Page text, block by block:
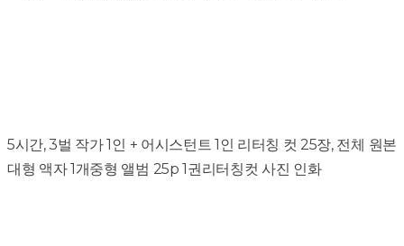
5시간, 3벌 작가 1인 + 어시스턴트 1인 리터칭 컷 25장, 전체 원본
대형 액자 1개중형 앨범 25p 1권리터칭컷 사진 인화